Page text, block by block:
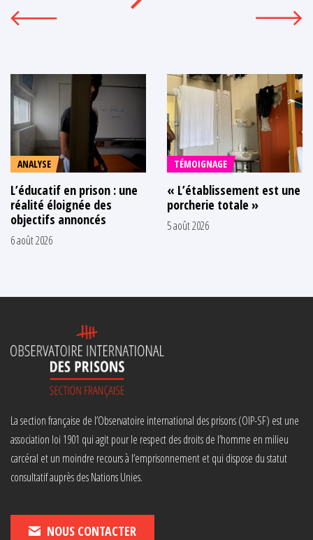
ANALYSE
L’éducatif en prison : une
réalité éloignée des
objectifs annoncés
6 août 2026
TÉMOIGNAGE
« L’établissement est une
porcherie totale »
5 août 2026
La section française de l’Observatoire international des prisons (OIP-SF) est une
association loi 1901 qui agit pour le respect des droits de l’homme en milieu
carcéral et un moindre recours à l’emprisonnement et qui dispose du statut
consultatif auprès des Nations Unies.
NOUS CONTACTER